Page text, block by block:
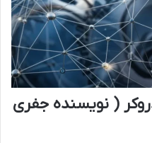
( نویسنده جفری